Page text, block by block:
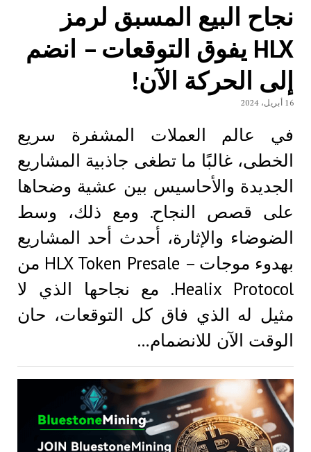
نجاح البيع المسبق لرمز
HLX يفوق التوقعات – انضم
إلى الحركة الآن!
16 أبريل، 2024
في عالم العملات المشفرة سريع
الخطى، غالبًا ما تطغى جاذبية المشاريع
الجديدة والأحاسيس بين عشية وضحاها
على قصص النجاح. ومع ذلك، وسط
الضوضاء والإثارة، أحدث أحد المشاريع
بهدوء موجات – HLX Token Presale من
Healix Protocol. مع نجاحها الذي لا
مثيل له الذي فاق كل التوقعات، حان
الوقت الآن للانضمام…